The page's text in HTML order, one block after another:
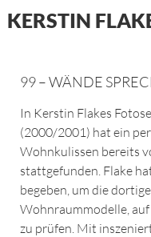
KERSTIN
99 – WÄNDE
In Kerstin Flakes
(2000/2001) hat ein
Wohnkulissen bereits
stattgefunden. Flake
begeben, um die
Wohnraummodelle,
zu prüfen. Mit